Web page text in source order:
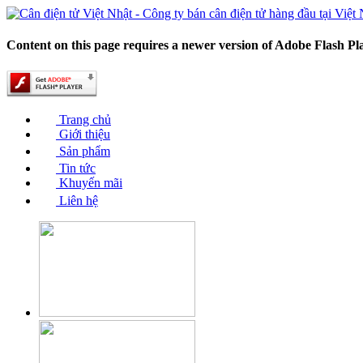
Content on this page requires a newer version of Adobe Flash
Trang chủ
Giới thiệu
Sản phẩm
Tin tức
Khuyến mãi
Liên hệ